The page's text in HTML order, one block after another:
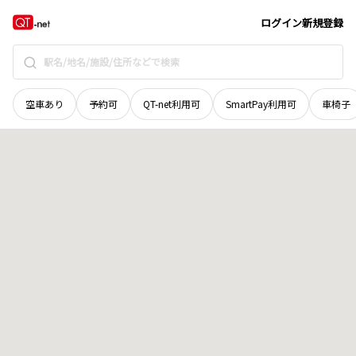
ログイン新規登録
空車あり 予約可 QT-net利用可 SmartPay利用可 車椅子
山口県